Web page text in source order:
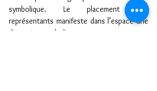
symbolique. Le placement des
représentants manifeste dans l’espace une
dimension symbolique.